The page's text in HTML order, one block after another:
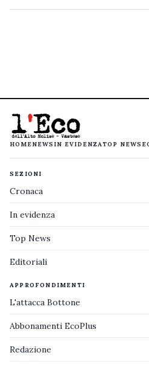
HOMENEWS IN EVIDENZATOP NEWS
SEZIONI
Cronaca
In evidenza
Top News
Editoriali
APPROFONDIMENTI
L'attacca Bottone
Abbonamenti EcoPlus
Redazione